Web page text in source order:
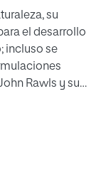
su
el desarrollo
incluso se
Rawls y su
de las
de un
Locke a Kant.